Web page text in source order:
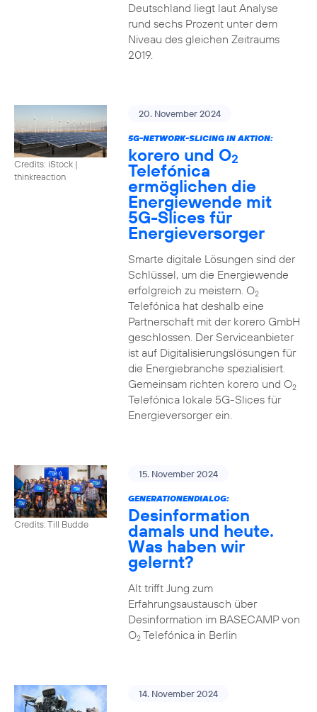
Deutschland liegt laut Analyse
rund sechs Prozent unter dem
Niveau des gleichen Zeitraums
2019.
Credits: iStock |
thinkreaction
20. November 2024
5G-NETWORK-SLICING IN AKTION:
korero und O2
Telefónica
ermöglichen die
Energiewende mit
5G-Slices für
Energieversorger
Smarte digitale Lösungen sind der
Schlüssel, um die Energiewende
erfolgreich zu meistern. O2
Telefónica hat deshalb eine
Partnerschaft mit der korero GmbH
geschlossen. Der Serviceanbieter
ist auf Digitalisierungslösungen für
die Energiebranche spezialisiert.
Gemeinsam richten korero und O2
Telefónica lokale 5G-Slices für
Energieversorger ein.
Credits: Till Budde
15. November 2024
GENERATIONENDIALOG:
Desinformation
damals und heute.
Was haben wir
gelernt?
Alt trifft Jung zum
Erfahrungsaustausch über
Desinformation im BASECAMP von
O2Telefónica in Berlin
14. November 2024